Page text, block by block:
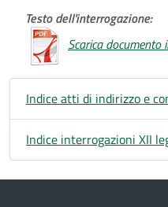
Testo dell'interrogazione:
Scarica
Indice atti di indirizzo e
Indice interrogazioni XII